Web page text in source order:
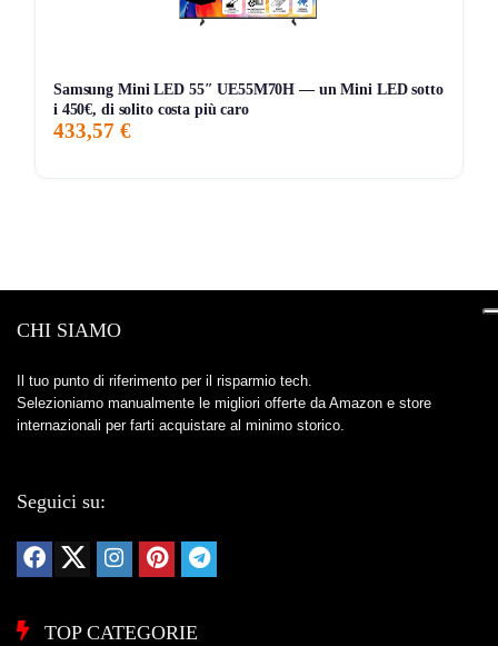
Samsung Mini LED 55″ UE55M70H — un Mini LED sotto
i 450€, di solito costa più caro
433,57 €
CHI SIAMO
Il tuo punto di riferimento per il risparmio tech.
Selezioniamo manualmente le migliori offerte da Amazon e store
internazionali per farti acquistare al minimo storico.
Seguici su:
TOP CATEGORIE